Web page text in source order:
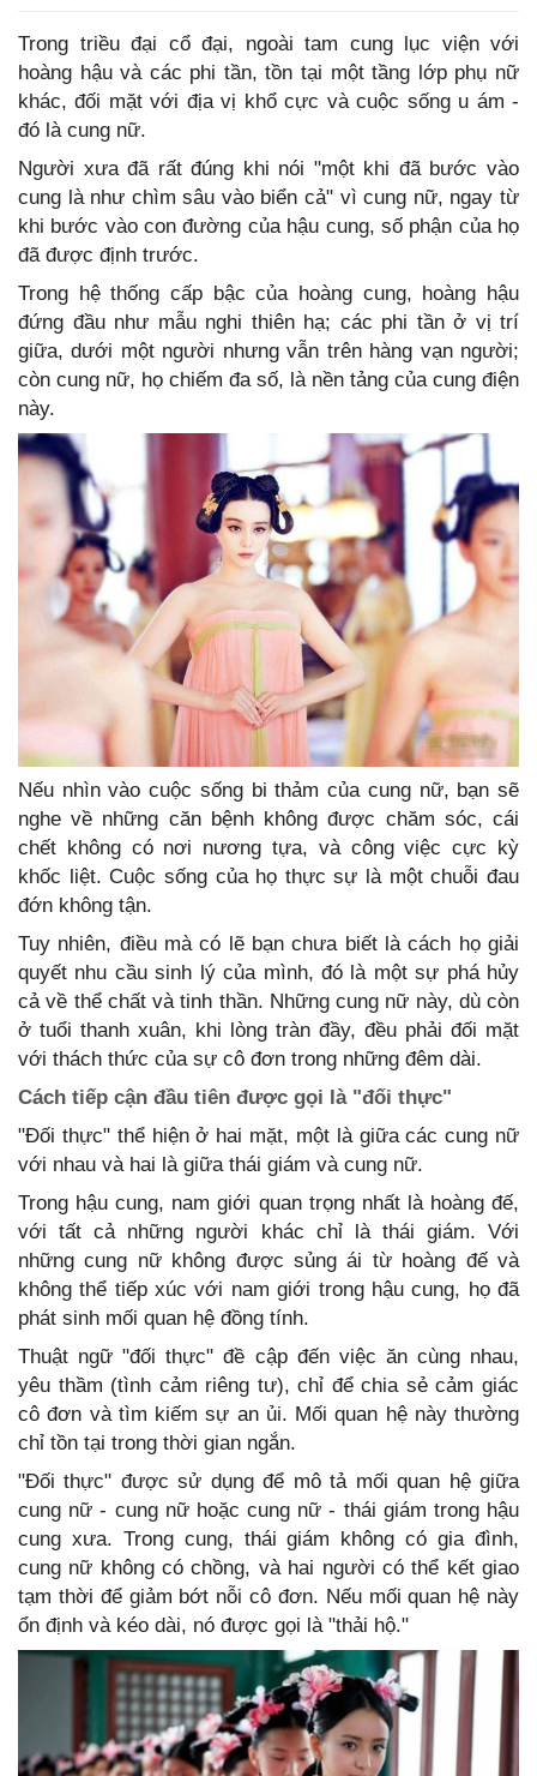
Trong triều đại cổ đại, ngoài tam cung lục viện với
hoàng hậu và các phi tần, tồn tại một tầng lớp phụ nữ
khác, đối mặt với địa vị khổ cực và cuộc sống u ám -
đó là cung nữ.
Người xưa đã rất đúng khi nói "một khi đã bước vào
cung là như chìm sâu vào biển cả" vì cung nữ, ngay từ
khi bước vào con đường của hậu cung, số phận của họ
đã được định trước.
Trong hệ thống cấp bậc của hoàng cung, hoàng hậu
đứng đầu như mẫu nghi thiên hạ; các phi tần ở vị trí
giữa, dưới một người nhưng vẫn trên hàng vạn người;
còn cung nữ, họ chiếm đa số, là nền tảng của cung điện
này.
Nếu nhìn vào cuộc sống bi thảm của cung nữ, bạn sẽ
nghe về những căn bệnh không được chăm sóc, cái
chết không có nơi nương tựa, và công việc cực kỳ
khốc liệt. Cuộc sống của họ thực sự là một chuỗi đau
đớn không tận.
Tuy nhiên, điều mà có lẽ bạn chưa biết là cách họ giải
quyết nhu cầu sinh lý của mình, đó là một sự phá hủy
cả về thể chất và tinh thần. Những cung nữ này, dù còn
ở tuổi thanh xuân, khi lòng tràn đầy, đều phải đối mặt
với thách thức của sự cô đơn trong những đêm dài.
Cách tiếp cận đầu tiên được gọi là "đối thực"
"Đối thực" thể hiện ở hai mặt, một là giữa các cung nữ
với nhau và hai là giữa thái giám và cung nữ.
Trong hậu cung, nam giới quan trọng nhất là hoàng đế,
với tất cả những người khác chỉ là thái giám. Với
những cung nữ không được sủng ái từ hoàng đế và
không thể tiếp xúc với nam giới trong hậu cung, họ đã
phát sinh mối quan hệ đồng tính.
Thuật ngữ "đối thực" đề cập đến việc ăn cùng nhau,
yêu thầm (tình cảm riêng tư), chỉ để chia sẻ cảm giác
cô đơn và tìm kiếm sự an ủi. Mối quan hệ này thường
chỉ tồn tại trong thời gian ngắn.
"Đối thực" được sử dụng để mô tả mối quan hệ giữa
cung nữ - cung nữ hoặc cung nữ - thái giám trong hậu
cung xưa. Trong cung, thái giám không có gia đình,
cung nữ không có chồng, và hai người có thể kết giao
tạm thời để giảm bớt nỗi cô đơn. Nếu mối quan hệ này
ổn định và kéo dài, nó được gọi là "thải hộ."